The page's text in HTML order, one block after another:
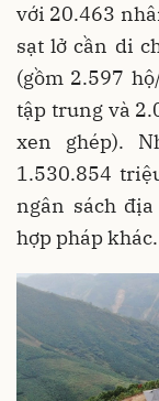
với 20.463
sạt lở cần di
(gồm 2.597
tập trung và
xen ghép).
1.530.854
ngân sách
hợp pháp khác.